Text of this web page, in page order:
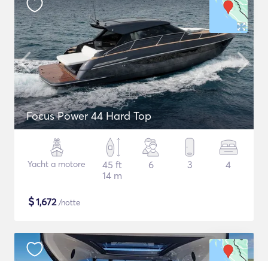
Focus Power 44 Hard Top
Yacht a motore
45 ft
14 m
6 3 4
$1,672/notte